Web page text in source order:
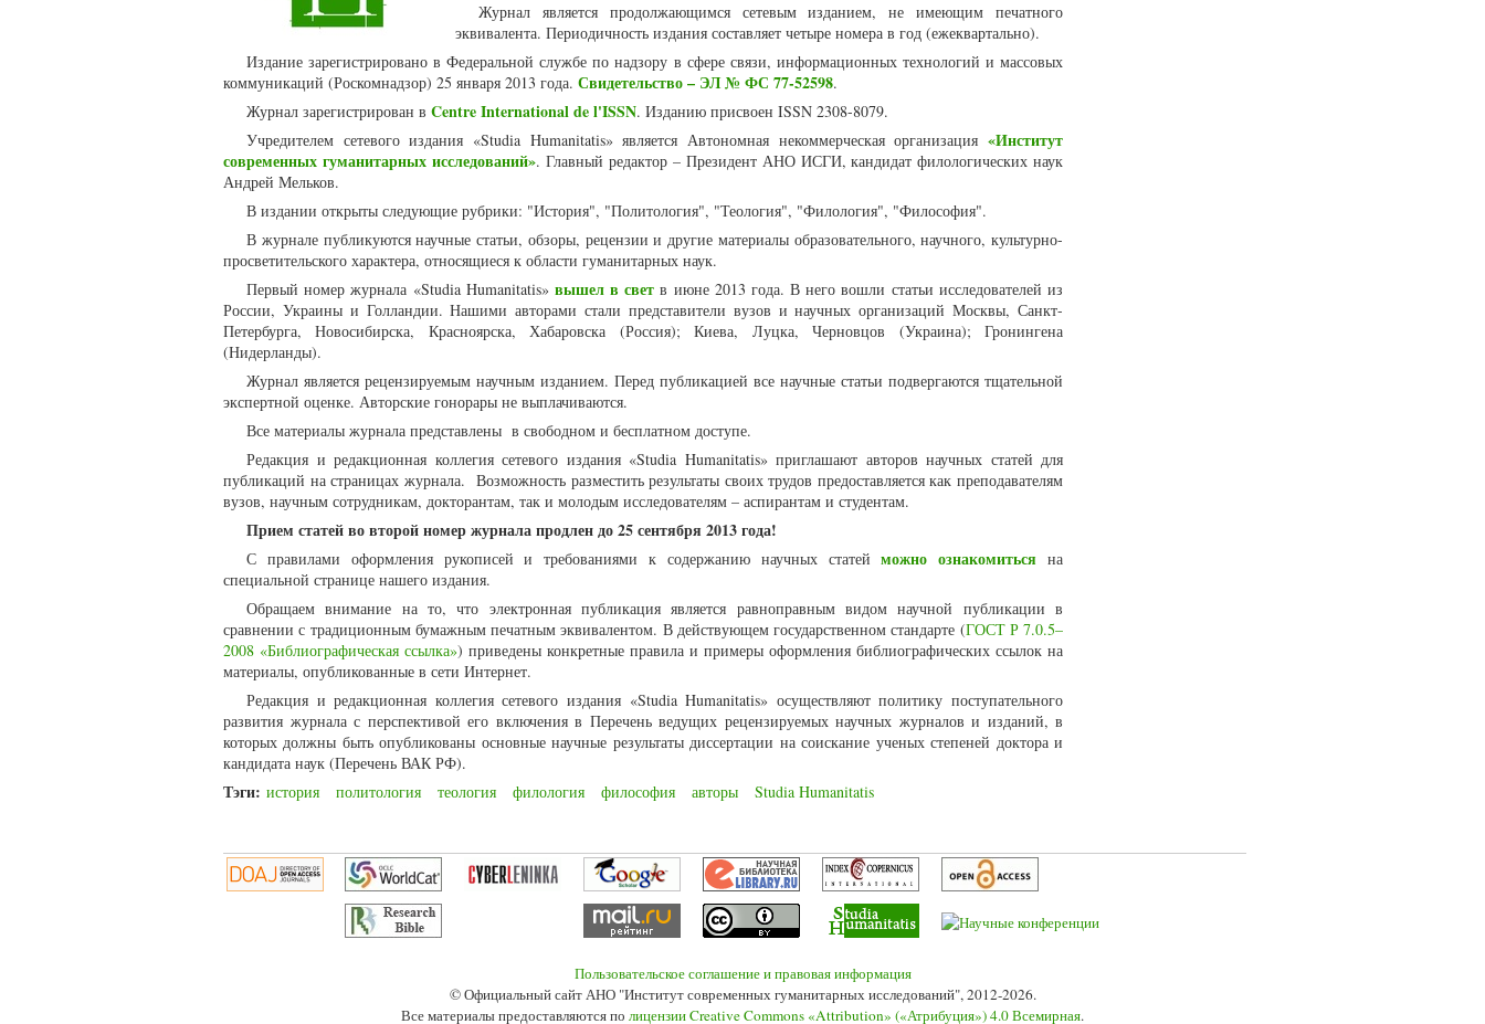
Журнал является продолжающимся сетевым изданием, не имеющим печатного
эквивалента. Периодичность издания составляет четыре номера в год (ежеквартально).
Издание зарегистрировано в Федеральной службе по надзору в сфере связи, информационных технологий и массовых
коммуникаций (Роскомнадзор) 25 января 2013 года. Свидетельство – ЭЛ № ФС 77-52598.
Журнал зарегистрирован в Centre International de l'ISSN. Изданию присвоен ISSN 2308-8079.
Учредителем сетевого издания «Studia Humanitatis» является Автономная некоммерческая организация «Институт
современных гуманитарных исследований». Главный редактор – Президент АНО ИСГИ, кандидат филологических наук
Андрей Мельков.
В издании открыты следующие рубрики: "История", "Политология", "Теология", "Филология", "Философия".
В журнале публикуются научные статьи, обзоры, рецензии и другие материалы образовательного, научного, культурно-
просветительского характера, относящиеся к области гуманитарных наук.
Первый номер журнала «Studia Humanitatis» вышел в свет в июне 2013 года. В него вошли статьи исследователей из
России, Украины и Голландии. Нашими авторами стали представители вузов и научных организаций Москвы, Санкт-
Петербурга, Новосибирска, Красноярска, Хабаровска (Россия); Киева, Луцка, Черновцов (Украина); Гронингена
(Нидерланды).
Журнал является рецензируемым научным изданием. Перед публикацией все научные статьи подвергаются тщательной
экспертной оценке. Авторские гонорары не выплачиваются.
Все материалы журнала представлены в свободном и бесплатном доступе.
Редакция и редакционная коллегия сетевого издания «Studia Humanitatis» приглашают авторов научных статей для
публикаций на страницах журнала. Возможность разместить результаты своих трудов предоставляется как преподавателям
вузов, научным сотрудникам, докторантам, так и молодым исследователям – аспирантам и студентам.
Прием статей во второй номер журнала продлен до 25 сентября 2013 года!
С правилами оформления рукописей и требованиями к содержанию научных статейможно ознакомиться на
специальной странице нашего издания.
Обращаем внимание на то, что электронная публикация является равноправным видом научной публикации в
сравнении с традиционным бумажным печатным эквивалентом. В действующем государственном стандарте (ГОСТ Р 7.0.5–
2008 «Библиографическая ссылка») приведены конкретные правила и примеры оформления библиографических ссылок на
материалы, опубликованные в сети Интернет.
Редакция и редакционная коллегия сетевого издания «Studia Humanitatis» осуществляют политику поступательного
развития журнала с перспективой его включения в Перечень ведущих рецензируемых научных журналов и изданий, в
которых должны быть опубликованы основные научные результаты диссертации на соискание ученых степеней доктора и
кандидата наук (Перечень ВАК РФ).
Тэги: история политология теология филология философия авторы Studia Humanitatis
Пользовательское соглашение и правовая информация
© Официальный сайт АНО "Институт современных гуманитарных исследований", 2012-2026.
Все материалы предоставляются по лицензии Creative Commons «Attribution» («Атрибуция») 4.0 Всемирная.